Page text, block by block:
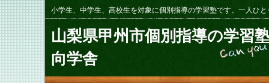
小学生、中学生、高校生を対象に個別指導の学習塾です。一人ひ
山梨県甲州市個別指導の学習
向学舎